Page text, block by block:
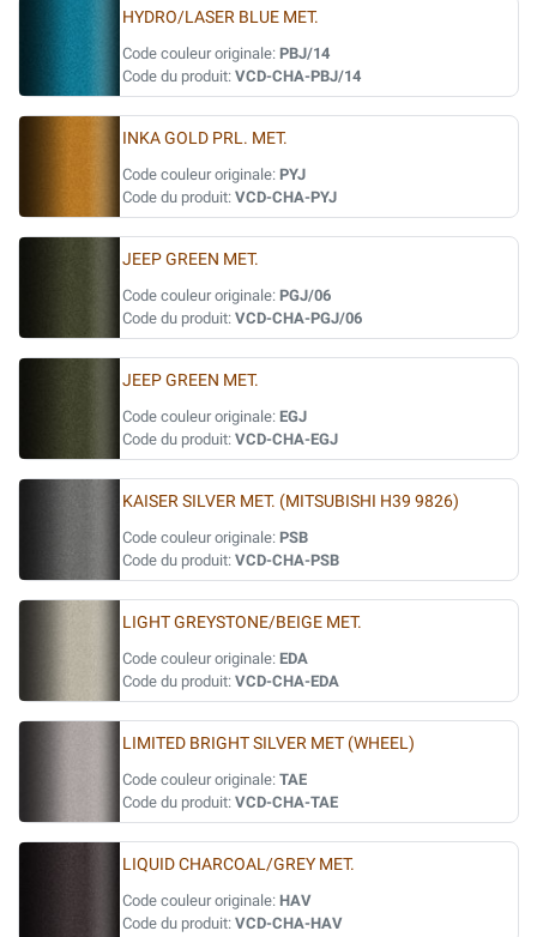
HYDRO/LASER BLUE MET.
Code couleur originale: PBJ/14
Code du produit: VCD-CHA-PBJ/14
INKA GOLD PRL. MET.
Code couleur originale: PYJ
Code du produit: VCD-CHA-PYJ
JEEP GREEN MET.
Code couleur originale: PGJ/06
Code du produit: VCD-CHA-PGJ/06
JEEP GREEN MET.
Code couleur originale: EGJ
Code du produit: VCD-CHA-EGJ
KAISER SILVER MET. (MITSUBISHI H39 9826)
Code couleur originale: PSB
Code du produit: VCD-CHA-PSB
LIGHT GREYSTONE/BEIGE MET.
Code couleur originale: EDA
Code du produit: VCD-CHA-EDA
LIMITED BRIGHT SILVER MET (WHEEL)
Code couleur originale: TAE
Code du produit: VCD-CHA-TAE
LIQUID CHARCOAL/GREY MET.
Code couleur originale: HAV
Code du produit: VCD-CHA-HAV